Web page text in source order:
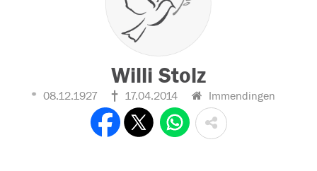
Willi Stolz
08.12.1927 17.04.2014 Immendingen